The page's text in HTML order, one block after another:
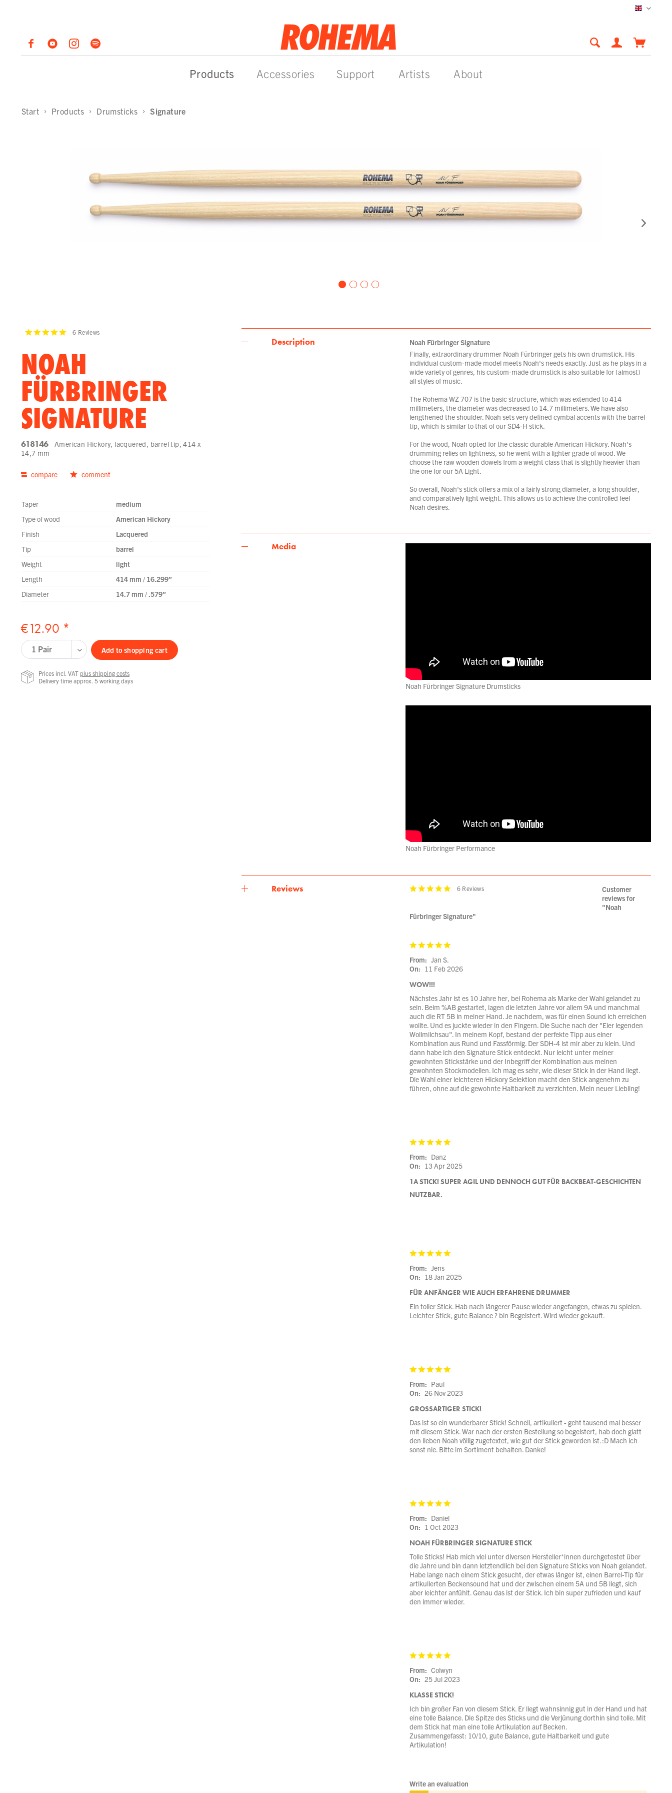
English
Products Accessories Support Artists About
Start Products Drumsticks Signature
6 Reviews
NOAH
FÜRBRINGER
SIGNATURE
618146
American Hickory, lacquered, barrel tip, 414 x
14,7 mm
compare comment
Taper
medium
Type of wood
American Hickory
Finish
Lacquered
Tip
barrel
Weight
light
Length
414 mm / 16.299″
Diameter
14.7 mm / .579″
€12.90 *
Add to shopping cart
Prices incl. VAT plus shipping costs
Delivery time approx. 5 working days
Description
Noah Fürbringer Signature
Finally, extraordinary drummer Noah Fürbringer gets his own drumstick. His
individual custom-made model meets Noah's needs exactly. Just as he plays in a
wide variety of genres, his custom-made drumstick is also suitable for (almost)
all styles of music.
The Rohema WZ 707 is the basic structure, which was extended to 414
millimeters, the diameter was decreased to 14.7 millimeters. We have also
lengthened the shoulder. Noah sets very defined cymbal accents with the barrel
tip, which is similar to that of our SD4-H stick.
For the wood, Noah opted for the classic durable American Hickory. Noah's
drumming relies on lightness, so he went with a lighter grade of wood. We
choose the raw wooden dowels from a weight class that is slightly heavier than
the one for our 5A Light.
So overall, Noah's stick offers a mix of a fairly strong diameter, a long shoulder,
and comparatively light weight. This allows us to achieve the controlled feel
Noah desires.
Media
Noah Fürbringer Signature Drumsticks
Noah Fürbringer Performance
Reviews 6 Reviews
Customer
reviews for
"Noah
Fürbringer Signature"
From: Jan S.
On: 11 Feb 2026
WOW!!!
Nächstes Jahr ist es 10 Jahre her, bei Rohema als Marke der Wahl gelandet zu
sein. Beim %AB gestartet, lagen die letzten Jahre vor allem 9A und manchmal
auch die RT 5B in meiner Hand. Je nachdem, was für einen Sound ich erreichen
wollte. Und es juckte wieder in den Fingern. Die Suche nach der "Eier legenden
Wollmilchsau". In meinem Kopf, bestand der perfekte Tipp aus einer
Kombination aus Rund und Fassförmig. Der SDH-4 ist mir aber zu klein. Und
dann habe ich den Signature Stick entdeckt. Nur leicht unter meiner
gewohnten Stickstärke und der Inbegriff der Kombination aus meinen
gewohnten Stockmodellen. Ich mag es sehr, wie dieser Stick in der Hand liegt.
Die Wahl einer leichteren Hickory Selektion macht den Stick angenehm zu
führen, ohne auf die gewohnte Haltbarkeit zu verzichten. Mein neuer Liebling!
From: Danz
On: 13 Apr 2025
1A STICK! SUPER AGIL UND DENNOCH GUT FÜR BACKBEAT-GESCHICHTEN
NUTZBAR.
From: Jens
On: 18 Jan 2025
FÜR ANFÄNGER WIE AUCH ERFAHRENE DRUMMER
Ein toller Stick. Hab nach längerer Pause wieder angefangen, etwas zu spielen.
Leichter Stick, gute Balance ? bin Begeistert. Wird wieder gekauft.
From: Paul
On: 26 Nov 2023
GROSSARTIGER STICK!
Das ist so ein wunderbarer Stick! Schnell, artikuliert - geht tausend mal besser
mit diesem Stick. War nach der ersten Bestellung so begeistert, hab doch glatt
den lieben Noah völlig zugetextet, wie gut der Stick geworden ist. :D Mach ich
sonst nie. Bitte im Sortiment behalten. Danke!
From: Daniel
On: 1 Oct 2023
NOAH FÜRBRINGER SIGNATURE STICK
Tolle Sticks! Hab mich viel unter diversen Hersteller*innen durchgetestet über
die Jahre und bin dann letztendlich bei den Signature Sticks von Noah gelandet.
Habe lange nach einem Stick gesucht, der etwas länger ist, einen Barrel-Tip für
artikulierten Beckensound hat und der zwischen einem 5A und 5B liegt, sich
aber leichter anfühlt. Genau das ist der Stick. Ich bin super zufrieden und kauf
den immer wieder.
From: Colwyn
On: 25 Jul 2023
KLASSE STICK!
Ich bin großer Fan von diesem Stick. Er liegt wahnsinnig gut in der Hand und hat
eine tolle Balance. Die Spitze des Sticks und die Verjünung dorthin sind tolle. Mit
dem Stick hat man eine tolle Artikulation auf Becken.
Zusammengefasst: 10/10, gute Balance, gute Haltbarkeit und gute
Artikulation!
Write an evaluation